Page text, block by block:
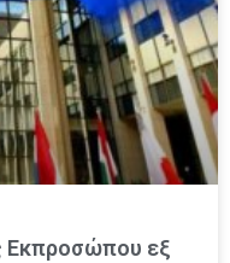
Εκπροσώπου εξ